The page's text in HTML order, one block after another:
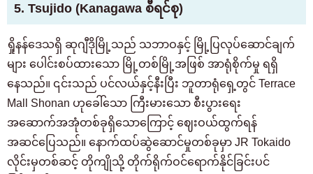
5. Tsujido (Kanagawa စီရင်စု)
ရှိုနန်ဒေသရှိ ဆုဂျီဒိုမြို့သည် သဘာဝနှင့် မြို့ပြလုပ်ဆောင်ချက်
များ ပေါင်းစပ်ထားသော မြို့တစ်မြို့အဖြစ် အာရုံစိုက်မှု ရရှိ
နေသည်။ ၎င်းသည် ပင်လယ်နှင့်နီးပြီး ဘူတာရုံရှေ့တွင် Terrace
Mall Shonan ဟုခေါ်သော ကြီးမားသော စီးပွားရေး
အဆောက်အအုံတစ်ခုရှိသောကြောင့် ဈေးဝယ်ထွက်ရန်
အဆင်ပြေသည်။ နောက်ထပ်ဆွဲဆောင်မှုတစ်ခုမှာ JR Tokaido
လိုင်းမှတစ်ဆင့် တိုကျိုသို့ တိုက်ရိုက်ဝင်ရောက်နိုင်ခြင်းပင်